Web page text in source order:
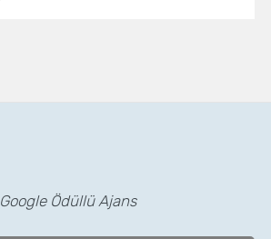
Google Ödüllü Ajans